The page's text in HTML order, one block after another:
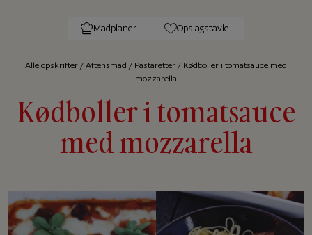
Madplaner Opslagstavle
Alle op­skrif­ter / Aftensmad / Pastaretter / Kødboller i tomatsauce med
mozzarella
Kødboller i tomatsauce
med mozzarella